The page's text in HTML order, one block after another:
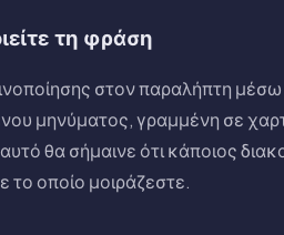
τη φράση
στον παραλήπτη
μηνύματος, γραμμένη σε
θα σήμαινε ότι κάποιος
το οποίο μοιράζεστε.